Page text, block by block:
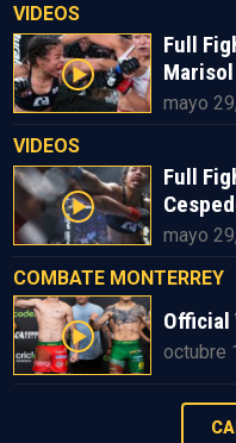
VIDEOS
Full
mayo
VIDEOS
Full
mayo
COMBATE MONTERREY
Official
octubre